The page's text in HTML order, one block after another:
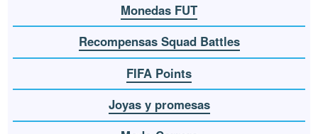
Monedas FUT
Recompensas Squad Battles
FIFA Points
Joyas y promesas